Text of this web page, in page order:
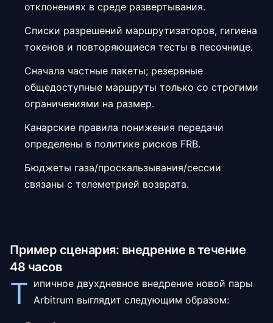
отклонениях в среде развертывания.
Списки разрешений маршрутизаторов, гигиена
токенов и повторяющиеся тесты в песочнице.
Сначала частные пакеты; резервные
общедоступные маршруты только со строгими
ограничениями на размер.
Канарские правила понижения передачи
определены в политике рисков FRB.
Бюджеты газа/проскальзывания/сессии
связаны с телеметрией возврата.
Пример сценария: внедрение в течение
48 часов
Т ипичное двухдневное внедрение новой пары
Arbitrum выглядит следующим образом: